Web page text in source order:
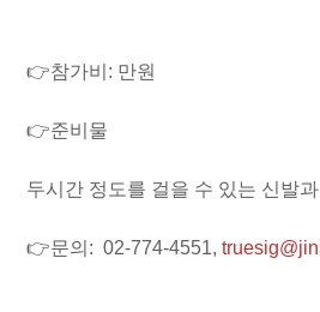
👉참가비: 만원
👉준비물
두시간 정도를 걸을 수 있는 신발
👉문의: 02-774-4551,